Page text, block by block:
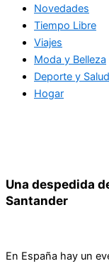
Novedades
Tiempo Libre
Viajes
Moda y Belleza
Deporte y Salud
Hogar
Una despedida
Santander
En España hay un